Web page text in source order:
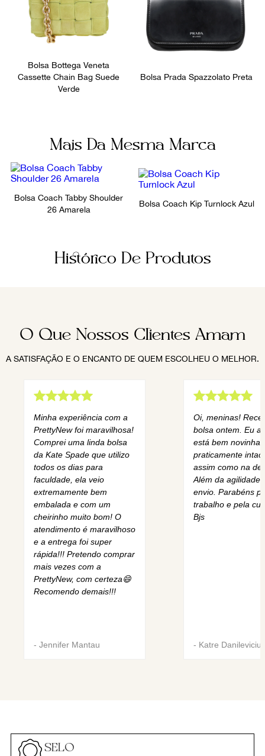
Bolsa Bottega Veneta
Cassette Chain Bag Suede
Verde
Bolsa Prada Spazzolato Preta
Mais Da Mesma Marca
Bolsa Coach Tabby Shoulder
26 Amarela
Bolsa Coach Kip Turnlock Azul
Histórico De Produtos
O Que Nossos Clientes Amam
A SATISFAÇÃO E O ENCANTO DE QUEM ESCOLHEU O MELHOR.
Minha experiência com a
PrettyNew foi maravilhosa!
Comprei uma linda bolsa
da Kate Spade que utilizo
todos os dias para
faculdade, ela veio
extremamente bem
embalada e com um
cheirinho muito bom! O
atendimento é maravilhoso
e a entrega foi super
rápida!!! Pretendo comprar
mais vezes com a
PrettyNew, com certeza😄
Recomendo demais!!!
- Jennifer Mantau
Oi, meninas!
bolsa ontem. Eu
está bem novinha,
praticamente
assim como na
Além da agilidade
envio. Parabéns
trabalho e pela
Bjs
- Katre Danilevicius
SELO